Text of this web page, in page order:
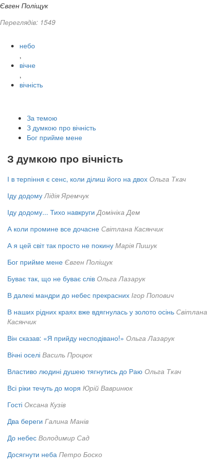
Євген Поліщук
Переглядів: 1549
небо
,
вічне
,
вічність
За темою
З думкою про вічність
Бог прийме мене
З думкою про вічність
І в терпіння є сенс, коли ділиш його на двох Ольга Ткач
Іду додому Лідія Яремчук
Іду додому... Тихо навкруги Домініка Дем
А коли промине все дочасне Світлана Касянчик
А я цей світ так просто не покину Марія Пишук
Бог прийме мене Євген Поліщук
Буває так, що не буває слів Ольга Лазарук
В далекі мандри до небес прекрасних Ігор Попович
В наших рідних краях вже вдягнулась у золото осінь Світлана
Касянчик
Він сказав: «Я прийду несподівано!» Ольга Лазарук
Вічні оселі Василь Процюк
Властиво людині душею тягнутись до Раю Ольга Ткач
Всі ріки течуть до моря Юрій Вавринюк
Гості Оксана Кузів
Два береги Галина Манів
До небес Володимир Сад
Досягнути неба Петро Боско